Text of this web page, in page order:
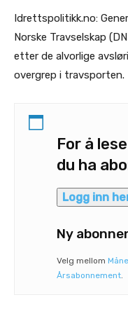
Idrettspolitikk.no:
Norske Travselskap
etter de alvorlige
overgrep i travsporten.
For å
du ha
Logg inn
Ny
Velg mellom
Årsabonnement.